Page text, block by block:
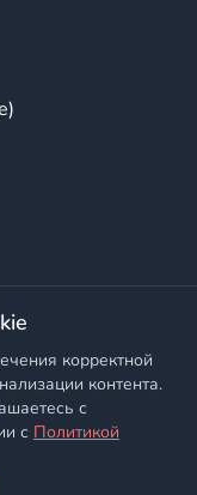
поставки
и
на обработку
корректной
контента.
с
с Политикой